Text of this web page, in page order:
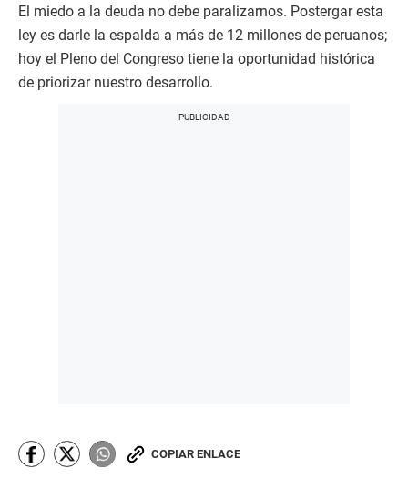
El miedo a la deuda no debe paralizarnos. Postergar esta
ley es darle la espalda a más de 12 millones de peruanos;
hoy el Pleno del Congreso tiene la oportunidad histórica
de priorizar nuestro desarrollo.
COPIAR ENLACE